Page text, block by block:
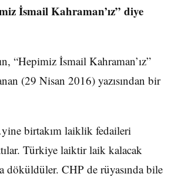
İsmail Kahraman’ız” diye
“Hepimiz İsmail Kahraman’ız”
(29 Nisan 2016) yazısından bir
birtakım laiklik fedaileri
Türkiye laiktir laik kalacak
döküldüler. CHP de rüyasında bile